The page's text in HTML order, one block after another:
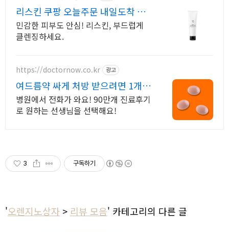
리스킨 쿠팡 오늘주문 내일도착 로
켓배송
민감한 피부도 안심! 리스킨, 부드럽게
클렌징하세요.
https://doctornow.co.kr 광고
여드름약 싸게 처방 받으려면 1개월
약값 4,900원~
병원에서 전화가 와요! 90만개 진료후기
로 원하는 선생님을 선택해요!
3 구독하기
'오렌지노상자 > 리뷰 모음' 카테고리의 다른 글